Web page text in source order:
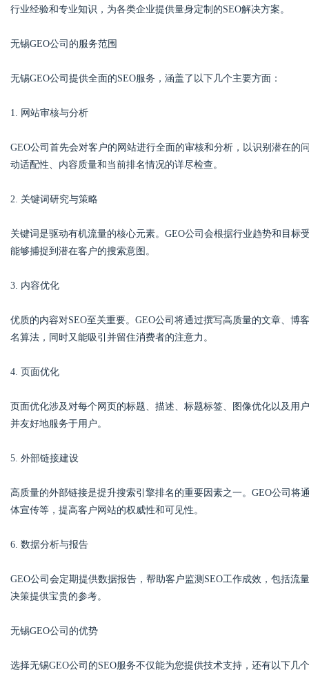
行业经验和专业知识，为各类企业提供量身定制的SEO解决方案。
无锡GEO公司的服务范围
无锡GEO公司提供全面的SEO服务，涵盖了以下几个主要方面：
1. 网站审核与分析
GEO公司首先会对客户的网站进行全面的审核和分析，以识别潜在
动适配性、内容质量和当前排名情况的详尽检查。
2. 关键词研究与策略
关键词是驱动有机流量的核心元素。GEO公司会根据行业趋势和目
能够捕捉到潜在客户的搜索意图。
3. 内容优化
优质的内容对SEO至关重要。GEO公司将通过撰写高质量的文章、
名算法，同时又能吸引并留住消费者的注意力。
4. 页面优化
页面优化涉及对每个网页的标题、描述、标题标签、图像优化以及用
并友好地服务于用户。
5. 外部链接建设
高质量的外部链接是提升搜索引擎排名的重要因素之一。GEO公司
体宣传等，提高客户网站的权威性和可见性。
6. 数据分析与报告
GEO公司会定期提供数据报告，帮助客户监测SEO工作成效，包括
决策提供宝贵的参考。
无锡GEO公司的优势
选择无锡GEO公司的SEO服务不仅能为您提供技术支持，还有以下几